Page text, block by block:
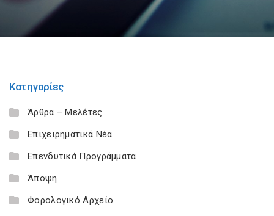
Κατηγορίες
Άρθρα – Μελέτες
Επιχειρηματικά Νέα
Επενδυτικά Προγράμματα
Άποψη
Φορολογικό Αρχείο